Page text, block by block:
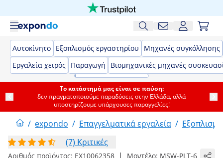
Αυτοκίνητο Εξοπλισμός εργαστηρίου
Μηχανές συγκόλλησης
Εργαλεία χειρός Παραγωγή Βιομηχανικές μηχανές
Το κατάστημά μας είναι σε παύση:
δεν πραγματοποιούμε παραδόσεις στην Ελλάδα, αλλά
υποστηρίζουμε υπάρχουσες παραγγελίες!
/ expondo / Επαγγελματικά εργαλεία /
(7) Κριτικές
Αριθμός προϊόντος: EX10062358 Μοντέλο: MSW-PLT-6